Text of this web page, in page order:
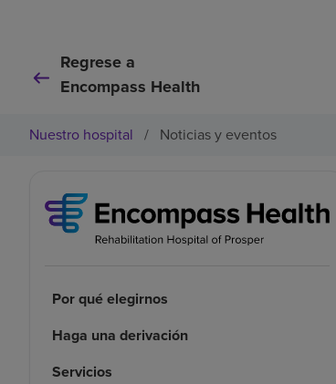
Regrese a
Encompass Health
Nuestro hospital / Noticias y eventos
Por qué elegirnos
Haga una derivación
Servicios